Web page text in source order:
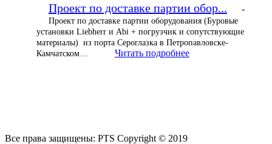
Проект по доставке партии обор... -
Проект по доставке партии оборудования (Буровые
установки Liebherr и Abi + погрузчик и сопутствующие
материалы) из порта Сероглазка в Петропавловске-
Камчатском…
Читать подробнее
Все права защищены: PTS Copyright © 2019